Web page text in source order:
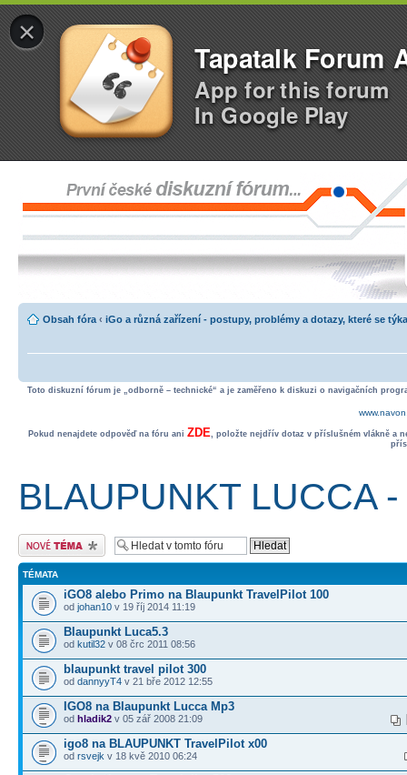
×
Tapatalk Forum
App for this forum
In Google Play
Obsah fóra ‹ iGo a různá zařízení - postupy, problémy a dotazy, které se
Toto diskuzní fórum je „odborně – technické“ a je zaměřeno k diskuzi o navigačních
Pokud nenajdete odpověď na fóru ani ZDE, položte nejdřív dotaz v příslušném vlákně a
BLAUPUNKT LUCCA
Odeslat nové téma
TÉMATA
iGO8 alebo Primo na Blaupunkt TravelPilot 100
od johan10 v 19 říj 2014 11:19
Blaupunkt Luca5.3
od kutil32 v 08 črc 2011 08:56
blaupunkt travel pilot 300
od dannyyT4 v 21 bře 2012 12:55
IGO8 na Blaupunkt Lucca Mp3
od hladik2 v 05 zář 2008 21:09
igo8 na BLAUPUNKT TravelPilot x00
od rsvejk v 18 kvě 2010 06:24